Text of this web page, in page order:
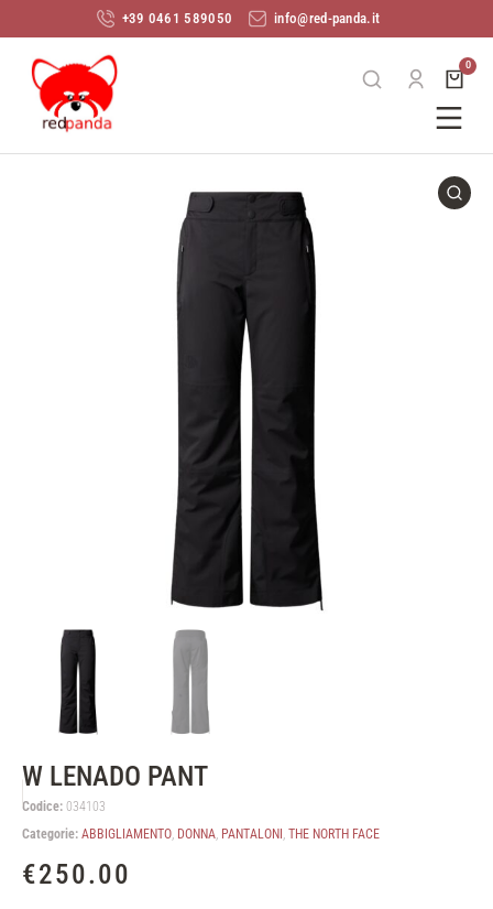
+39 0461 589050 info@red-panda.it
W LENADO PANT
Codice: 034103
Categorie: ABBIGLIAMENTO, DONNA, PANTALONI , THE NORTH FACE
€250.00